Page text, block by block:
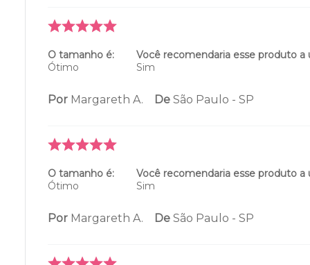
O tamanho é:
Ótimo
Você recomendaria esse produto a
Sim
Por Margareth A. De São Paulo - SP
O tamanho é:
Ótimo
Você recomendaria esse produto a
Sim
Por Margareth A. De São Paulo - SP